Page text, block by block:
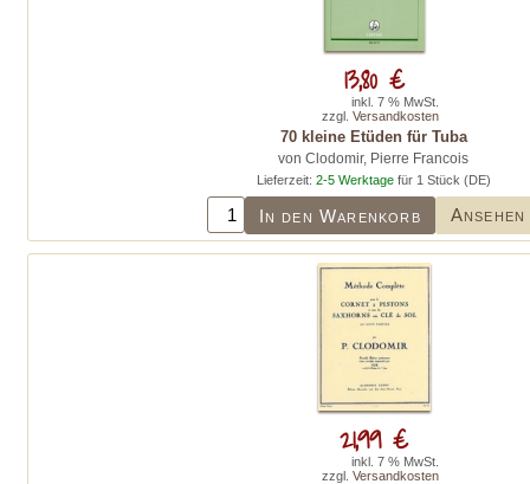
70 kleine Etüden für Tuba
von Clodomir, Pierre Francois
Lieferzeit: 2-5 Werktagefür 1 Stück (DE)
In den Warenkorb Ansehen
13,80 €
inkl. 7 % MwSt.
zzgl. Versandkosten
21,99 €
inkl. 7 % MwSt.
zzgl. Versandkosten